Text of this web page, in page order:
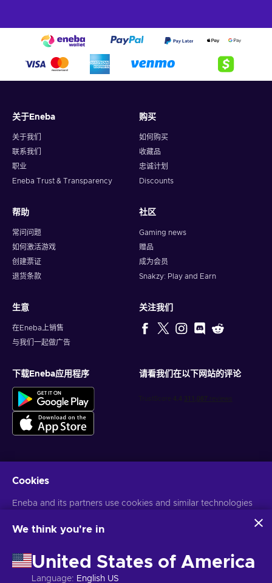
关于Eneba
关于我们
联系我们
职业
Eneba Trust & Transparency
购买
如何购买
收藏品
忠诚计划
Discounts
帮助
常问问题
如何激活游戏
创建票证
退货条款
社区
Gaming news
赠品
成为会员
Snakzy: Play and Earn
生意
在Eneba上销售
与我们一起做广告
关注我们
下载Eneba应用程序 请看我们在以下网站的评论
获得个性化的游戏优惠
订阅
您可以随时取消订阅。访问
语言 USD
Cookies
Eneba and its partners use cookies and similar technologies
website. We use this information to enhance content,
may also be used for ads personalization.
By clicking 'Accept all', you consent to the use of these
technologies by Eneba and its partners. You can adjust your
We think you're in
United States of America
Language: English US